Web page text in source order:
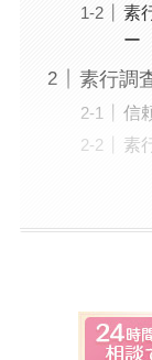
素
ー
素行調
信
素